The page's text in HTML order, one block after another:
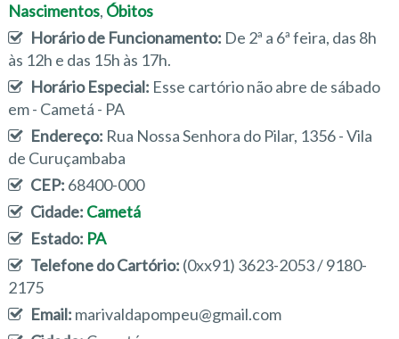
Nascimentos, Óbitos
Horário de Funcionamento: De 2ª a 6ª feira, das 8h
às 12h e das 15h às 17h.
Horário Especial: Esse cartório não abre de sábado
em - Cametá - PA
Endereço: Rua Nossa Senhora do Pilar, 1356 - Vila
de Curuçambaba
CEP: 68400-000
Cidade: Cametá
Estado: PA
Telefone do Cartório: (0xx91) 3623-2053 / 9180-
2175
Email: marivaldapompeu@gmail.com